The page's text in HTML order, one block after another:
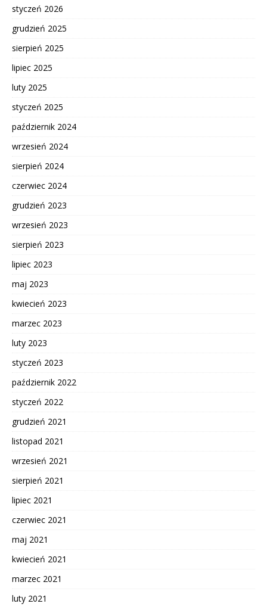
styczeń 2026
grudzień 2025
sierpień 2025
lipiec 2025
luty 2025
styczeń 2025
październik 2024
wrzesień 2024
sierpień 2024
czerwiec 2024
grudzień 2023
wrzesień 2023
sierpień 2023
lipiec 2023
maj 2023
kwiecień 2023
marzec 2023
luty 2023
styczeń 2023
październik 2022
styczeń 2022
grudzień 2021
listopad 2021
wrzesień 2021
sierpień 2021
lipiec 2021
czerwiec 2021
maj 2021
kwiecień 2021
marzec 2021
luty 2021